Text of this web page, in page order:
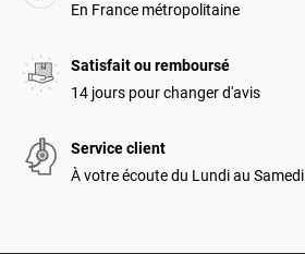
En France métropolitaine
Satisfait ou remboursé
14 jours pour changer d'avis
Service client
À votre écoute du Lundi au Samedi